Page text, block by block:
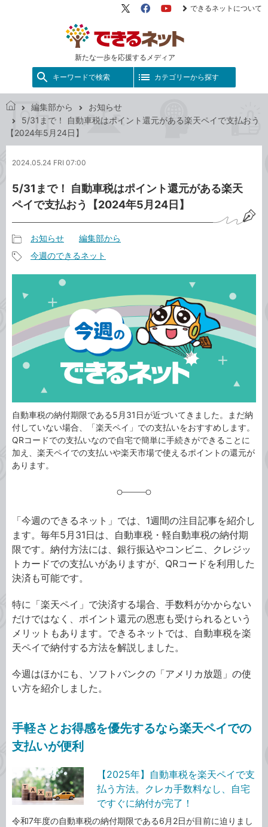
新たな一歩を応援するメディア
X（旧
FacebookYouTube
できるネットについて
キーワードで検索 カテゴリーから探す
で
き
ッ
編集部から
お知らせ
5/31まで！ 自動車税はポイント還元がある楽天ペイで支払おう
【2024年5月24日】
2024.05.24 FRI 07:00
5/31まで！ 自動車税はポイント還元がある楽天
ペイで支払おう【2024年5月24日】
事
カ
テ
リ
お知らせ 編集部から
タ
今週のできるネット
自動車税の納付期限である5月31日が近づいてきました。まだ納
付していない場合、「楽天ペイ」での支払いをおすすめします。
QRコードでの支払いなので自宅で簡単に手続きができることに
加え、楽天ペイでの支払いや楽天市場で使えるポイントの還元が
あります。
「今週のできるネット」では、1週間の注目記事を紹介し
ます。毎年5月31日は、自動車税・軽自動車税の納付期
限です。納付方法には、銀行振込やコンビニ、クレジッ
トカードでの支払いがありますが、QRコードを利用した
決済も可能です。
特に「楽天ペイ」で決済する場合、手数料がかからない
だけではなく、ポイント還元の恩恵も受けられるという
メリットもあります。できるネットでは、自動車税を楽
天ペイで納付する方法を解説しました。
今週はほかにも、ソフトバンクの「アメリカ放題」の使
い方を紹介しました。
手軽さとお得感を優先するなら楽天ペイでの
支払いが便利
【2025年】自動車税を楽天ペイで支
払う方法。クレカ手数料なし、自宅
ですぐに納付が完了！
令和7年度の自動車税の納付期限である6月2日が目前に迫りまし